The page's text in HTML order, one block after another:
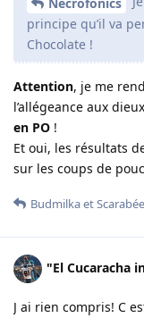
principe qu’il va
Chocolate !
Attention, je me
l’allégeance aux dieux
en PO !
Et oui, les résultats
sur les coups de
BudmilkaetScarabée
"El Cucaracha
J ai rien compris! C